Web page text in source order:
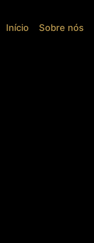
Início Sobre nós